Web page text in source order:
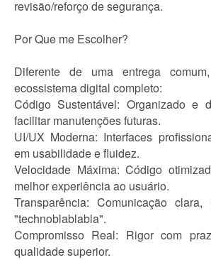
revisão/reforço de segurança.
Por Que me Escolher?
Diferente de uma entrega
ecossistema digital completo:
Código Sustentável: Organizado e
facilitar manutenções futuras.
UI/UX Moderna: Interfaces
em usabilidade e fluidez.
Velocidade Máxima: Código
melhor experiência ao usuário.
Transparência: Comunicação
"technoblablabla".
Compromisso Real: Rigor com
qualidade superior.